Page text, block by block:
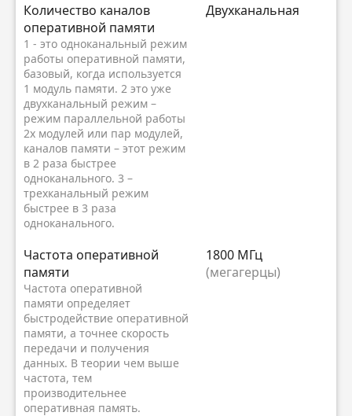
Количество каналов
оперативной памяти
1 - это одноканальный режим
работы оперативной памяти,
базовый, когда используется
1 модуль памяти. 2 это уже
двухканальный режим –
режим параллельной работы
2х модулей или пар модулей,
каналов памяти – этот режим
в 2 раза быстрее
одноканального. 3 –
трехканальный режим
быстрее в 3 раза
одноканального.
Двухканальная
Частота оперативной
памяти
Частота оперативной
памяти определяет
быстродействие оперативной
памяти, а точнее скорость
передачи и получения
данных. В теории чем выше
частота, тем
производительнее
оперативная память.
1800 МГц
(мегагерцы)